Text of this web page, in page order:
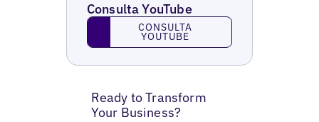
Consulta YouTube
Consulta YouTube
CONSULTA
YOUTUBE
Ready to Transform
Your Business?